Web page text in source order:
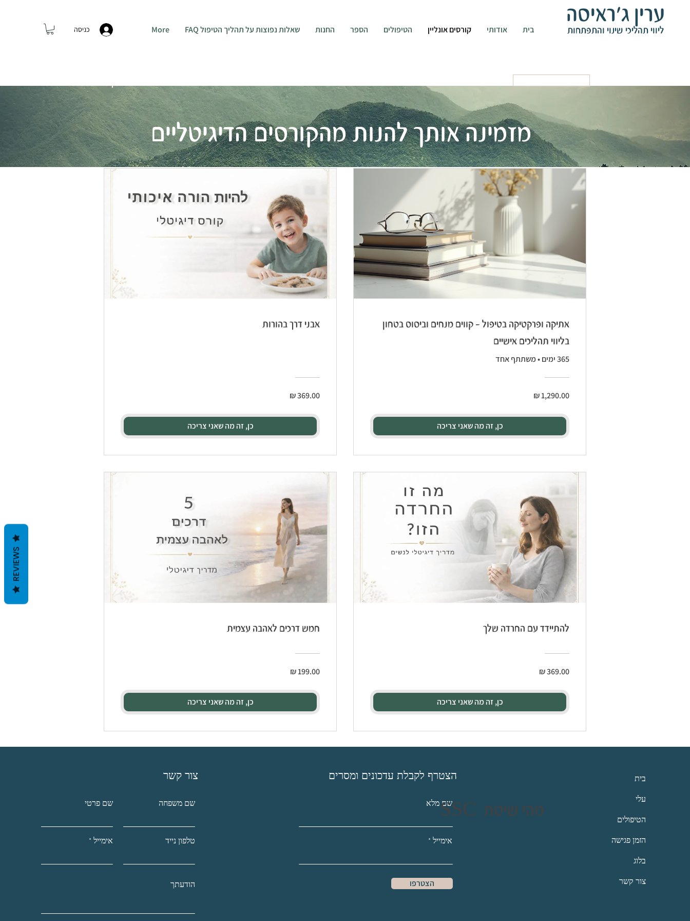
כניסה בית אודותי קורסים אונליין הטיפולים הספר החנות שאלות נפוצות על תהליך הטיפול FAQ More
ערין ג'ראיסה
ליווי תהליכי שינוי והתפתחות
הפרקים
אתיקה ופרקטיקה בטיפול - קווים מנחים וביסוס בטחון
בליווי תהליכים אישיים
365 ימים •משתתף אחד
כן, זה מה שאני צריכה
אבני דרך בהורות
כן, זה מה שאני צריכה
להתיידד עם החרדה שלך
כן, זה מה שאני צריכה
חמש דרכים לאהבה עצמית
כן, זה מה שאני צריכה
מזמינה אותך להנות מהקורסים הדיגיטליים
צור קשר
שם פרטי שם משפחה
אימייל טלפון נייד
הצטרף לקבלת עדכונים ומסרים
שם מלא
אימייל
הצטרפו
בית
עלי
הטיפולים
הזמן פגישה
בלוג
צור קשר
REVIEWS